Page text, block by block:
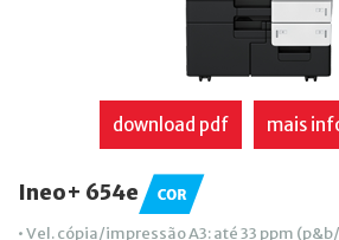
download pdf mais
Ineo+ 654e
• Vel. cópia/impressão A3: até 33 ppm